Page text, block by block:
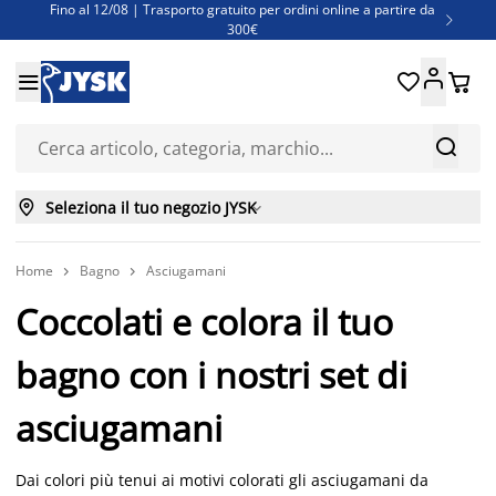
Fino al 12/08 | Trasporto gratuito per ordini online a partire da
300€

Super offerte d'estate | Oltre 1.500 articoli fino al 70%
Finanziamenti - Scegli il piano di rimborso più adatto a te


 
 Seleziona il tuo negozio JYSK
Home  Bagno  Asciugamani
Coccolati e colora il tuo
bagno con i nostri set di
asciugamani
Dai colori più tenui ai motivi colorati gli asciugamani da